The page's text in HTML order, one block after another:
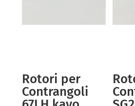
Rotori per
Contrangoli